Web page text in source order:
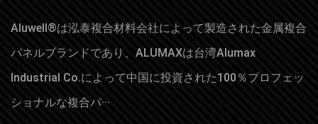
Aluwell®は泓泰複合材料会社によって製造された金属複合
パネルブランドであり、ALUMAXは台湾Alumax
Industrial Co.によって中国に投資された100％プロフェッ
ショナルな複合パ···